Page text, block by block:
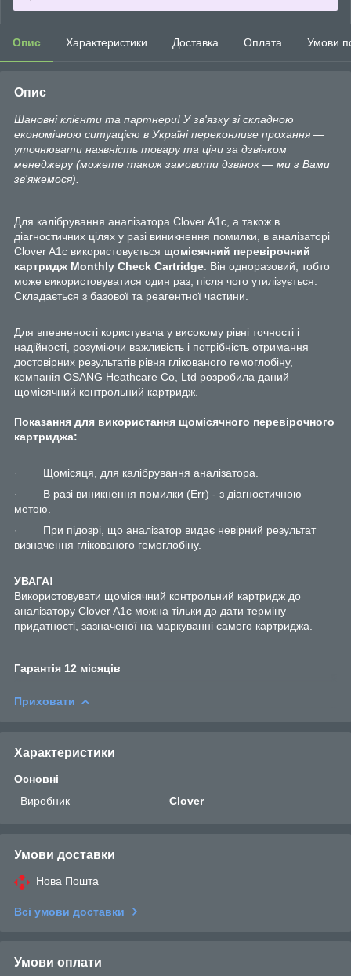
Опис Характеристики Доставка Оплата Умови
Опис
Шановні клієнти та партнери! У зв'язку зі складною
економічною ситуацією в Україні переконливе прохання —
уточнювати наявність товару та ціни за дзвінком
менеджеру (можете також замовити дзвінок — ми з Вами
зв'яжемося).
Для калібрування аналізатора Clover A1c, а також в
діагностичних цілях у разі виникнення помилки, в аналізаторі
Clover A1c використовується щомісячний перевірочний
картридж Monthly Check Cartridge . Він одноразовий, тобто
може використовуватися один раз, після чого утилізується.
Складається з базової та реагентної частини.
Для впевненості користувача у високому рівні точності і
надійності, розуміючи важливість і потрібність отримання
достовірних результатів рівня глікованого гемоглобіну,
компанія OSANG Heathcare Co, Ltd розробила даний
щомісячний контрольний картридж.
Показання для використання щомісячного перевірочного
картриджа:
· Щомісяця, для калібрування аналізатора.
· В разі виникнення помилки (Err) - з діагностичною
метою.
· При підозрі, що аналізатор видає невірний результат
визначення глікованого гемоглобіну.
УВАГА!
Використовувати щомісячний контрольний картридж до
аналізатору Clover A1c можна тільки до дати терміну
придатності, зазначеної на маркуванні самого картриджа.
Гарантія 12 місяців
Приховати
Характеристики
Основні
Виробник
Clover
Умови доставки
Нова Пошта
Всі умови доставки
Умови оплати